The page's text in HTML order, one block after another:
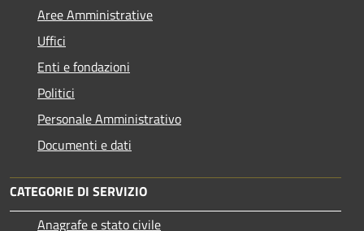
Aree Amministrative
Uffici
Enti e fondazioni
Politici
Personale Amministrativo
Documenti e dati
CATEGORIE DI SERVIZIO
Anagrafe e stato civile